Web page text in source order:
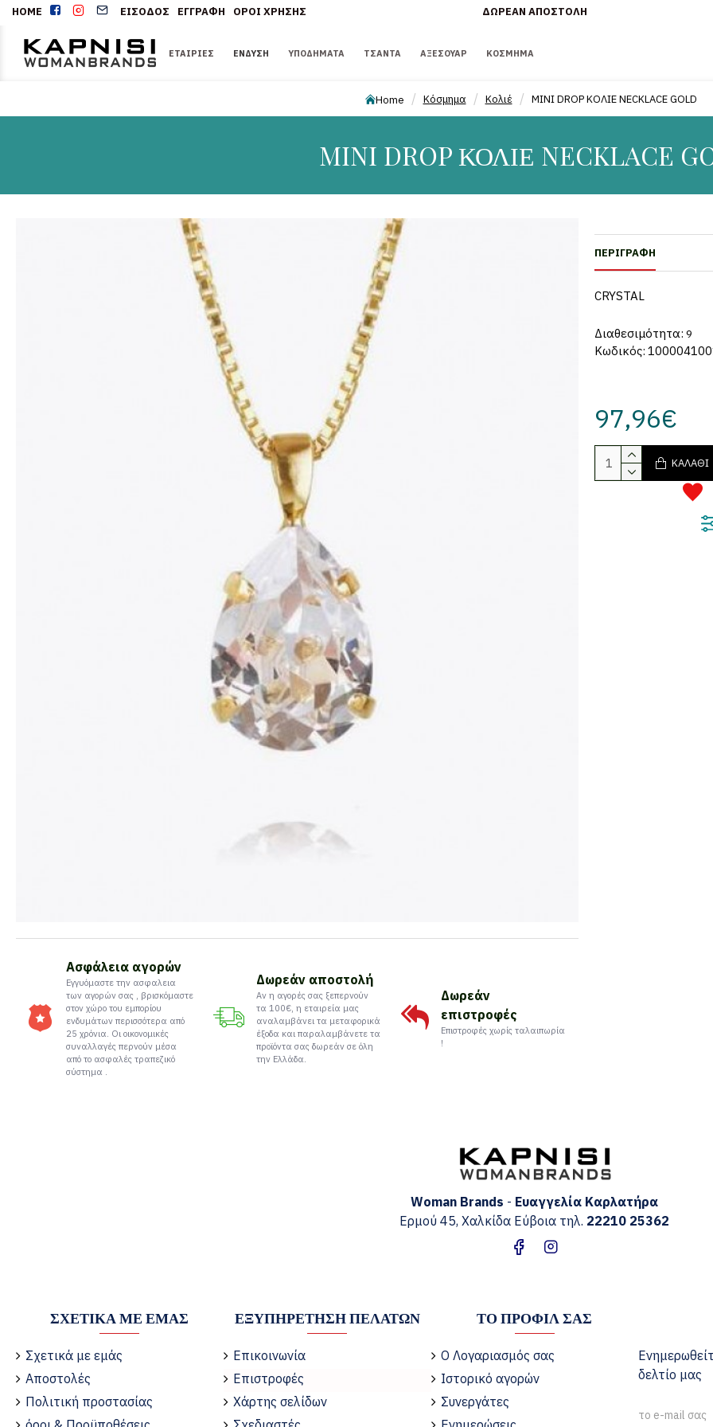
HOME ΕΊΣΟΔΟΣ ΕΓΓΡΑΦΉ ΌΡΟΙ ΧΡΉΣΗΣ ΔΩΡΕΆΝ ΑΠΟΣΤΟΛΉ
ΕΤΑΙΡΊΕΣ ΈΝΔΥΣΗ ΥΠΟΔΉΜΑΤΑ ΤΣΆΝΤΑ ΑΞΕΣΟΥΆΡ
ΚΌΣΜΗΜΑ
Home Κόσμημα Κολιέ MINI DROP ΚΟΛΙΕ NECKLACE GOLD
MINI DROP ΚΟΛΙΕ NECKLACE
Ασφάλεια αγορών
Εγγυόμαστε την ασφαλεια
των αγορών σας , βρισκόμαστε
στον χώρο του εμπορίου
ενδυμάτων περισσότερα από
25 χρόνια. Οι οικονομικές
συναλλαγές περνούν μέσα
από το ασφαλές τραπεζικό
σύστημα .
Δωρεάν αποστολή
Αν η αγορές σας ξεπερνούν
τα 100€, η εταιρεία μας
αναλαμβάνει τα μεταφορικά
έξοδα και παραλαμβάνετε τα
προϊόντα σας δωρεάν σε όλη
την Ελλάδα.
Δωρεάν
επιστροφές
Επιστροφές χωρίς ταλαιπωρία
!
ΠΕΡΙΓΡΑΦΉ
CRYSTAL
Διαθεσιμότητα: 9
Κωδικός:
97,96€
ΚΑΛΆΘΙ
Woman Brands - Ευαγγελία Καρλατήρα
Ερμού 45, Χαλκίδα Εύβοια τηλ. 22210 25362
ΣΧΕΤΙΚΆ ΜΕ ΕΜΆΣ
Σχετικά με εμάς
Αποστολές
Πολιτική προστασίας
ΕΞΥΠΗΡΈΤΗΣΗ ΠΕΛΑΤΏΝ
Επικοινωνία
Επιστροφές
Χάρτης σελίδων
ΤΟ ΠΡΟΦΊΛ ΣΑΣ
Ο Λογαριασμός σας
Ιστορικό αγορών
Συνεργάτες
δελτίο μας